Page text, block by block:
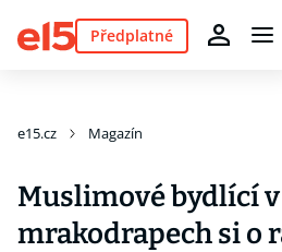
Předplatné
e15.cz Magazín
Muslimové bydlící v
mrakodrapech si o